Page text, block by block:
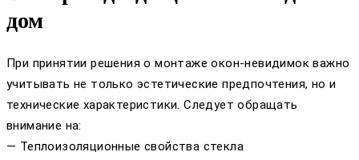
дом
При принятии решения о монтаже окон-невидимок важно
учитывать не только эстетические предпочтения, но и
технические характеристики. Следует обращать
внимание на:
— Теплоизоляционные свойства стекла